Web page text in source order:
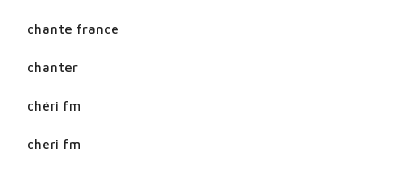
chante france
chanter
chéri fm
cheri fm